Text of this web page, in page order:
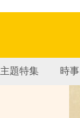
主題特集 時事